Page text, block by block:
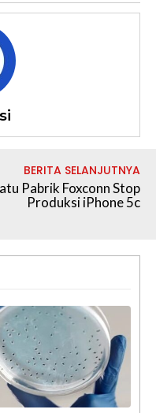
BERITA SELANJUTNYA
Pabrik Foxconn Stop
Produksi iPhone 5c